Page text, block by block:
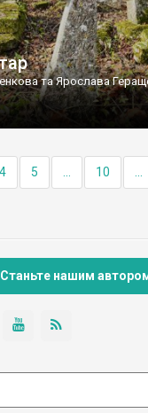
та Ярослава
4 5 10
Станьте нашим